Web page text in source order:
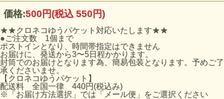
【商品サイズ】
W260×H320×D174（ｍｍ）
折りたたみ時サイズ
W125×H113×D15（ｍｍ）
価格:500円(税込 550円)
★★クロネコゆうパケット対応いたします★★
●ご注文数 1個まで
ポストインとなり、時間帯指定はできません
お届けに、発送から3〜5日程かかります。
封筒でのお届けとなります為、簡易包装となります。予めご了
承くださいませ。
【クロネコゆうパケット】
配送料 全国一律 440円(税込み)
※「お届け方法選択」では「メール便」をご選択ください